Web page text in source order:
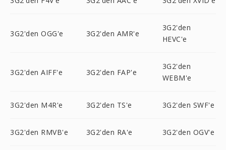
3G2'den OGG'e 3G2'den AMR'e
3G2'den
HEVC'e
3G2'den AIFF'e 3G2'den FAP'e
3G2'den
WEBM'e
3G2'den M4R'e 3G2'den TS'e 3G2'den SWF'e
3G2'den RMVB'e 3G2'den RA'e 3G2'den OGV'e